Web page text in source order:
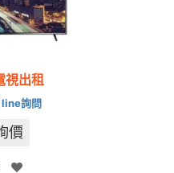
視出租
line詢問
價